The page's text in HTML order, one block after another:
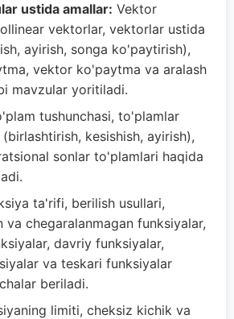
ustida amallar: Vektor
vektorlar, vektorlar ustida
ayirish, songa ko'paytirish),
vektor ko'paytma va aralash
mavzular yoritiladi.
tushunchasi, to'plamlar
kesishish, ayirish),
sonlar to'plamlari haqida
ta'rifi, berilish usullari,
va chegaralanmagan funksiyalar,
davriy funksiyalar,
va teskari funksiyalar
beriladi.
limiti, cheksiz kichik va